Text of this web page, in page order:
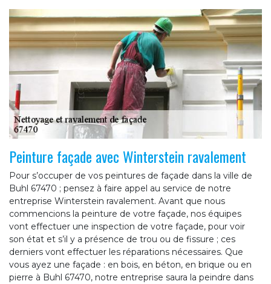
Peinture façade avec Winterstein ravalement
Pour s’occuper de vos peintures de façade dans la ville de
Buhl 67470 ; pensez à faire appel au service de notre
entreprise Winterstein ravalement. Avant que nous
commencions la peinture de votre façade, nos équipes
vont effectuer une inspection de votre façade, pour voir
son état et s’il y a présence de trou ou de fissure ; ces
derniers vont effectuer les réparations nécessaires. Que
vous ayez une façade : en bois, en béton, en brique ou en
pierre à Buhl 67470, notre entreprise saura la peindre dans